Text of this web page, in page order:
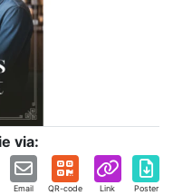
via:
Email QR-code Link Poster